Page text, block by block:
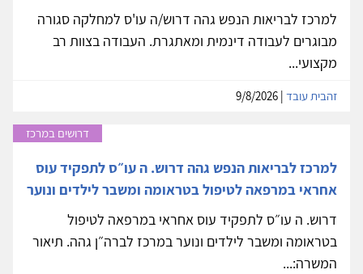
למרכז לבריאות הנפש גהה דרוש/ה עו'ס למחלקה סגורה
מבוגרים לעבודה דינמית ומאתגרת. העבודה בצוות רב
מקצועי...
זהבית עובד
דרושים במרכז
למרכז לבריאות הנפש גהה דרוש. ה עו״ס לתפקיד עוס
אחראי במרפאה לטיפול בטראומה ומשבר לילדים ונוער
דרוש. ה עו״ס לתפקיד עוס אחראי במרפאה לטיפול
בטראומה ומשבר לילדים ונוער במרכז לברה״ן גהה. תיאור
המשרה:...